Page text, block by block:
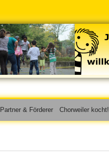
Partner & Förderer Chorweiler kocht!